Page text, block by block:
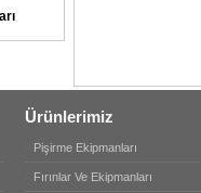
Ürünlerimiz
Pişirme Ekipmanları
Fırınlar Ve Ekipmanları